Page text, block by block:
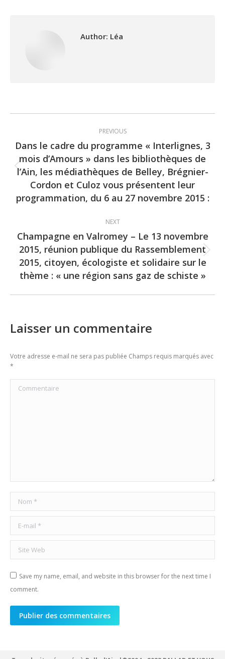
Author: Léa
navigation
PREVIOUS
Previous
post:
Dans le cadre du programme « Interlignes, 3
mois d’Amours » dans les bibliothèques de
l’Ain, les médiathèques de Belley, Brégnier-
Cordon et Culoz vous présentent leur
programmation, du 6 au 27 novembre 2015 :
NEXT
Next
post:
Champagne en Valromey – Le 13 novembre
2015, réunion publique du Rassemblement
2015, citoyen, écologiste et solidaire sur le
thème : « une région sans gaz de schiste »
Laisser un commentaire
Votre adresse e-mail ne sera pas publiée Champs requis marqués avec
*
Commentaire
Nom *
E-mail *
Site Web
Save my name, email, and website in this browser for the next time I
comment.
Publier des commentaires